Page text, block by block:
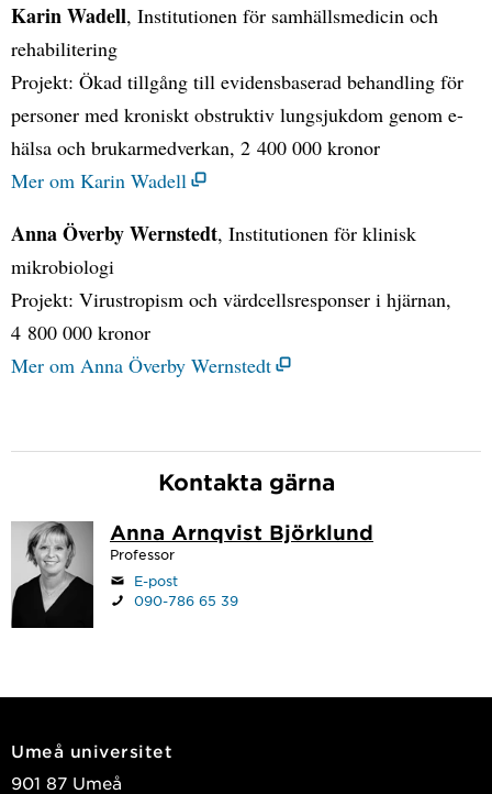
Karin Wadell, Institutionen för samhällsmedicin och
rehabilitering
Projekt: Ökad tillgång till evidensbaserad behandling för
personer med kroniskt obstruktiv lungsjukdom genom e-
hälsa och brukarmedverkan, 2 400 000 kronor
Mer om Karin Wadell
Anna Överby Wernstedt, Institutionen för klinisk
mikrobiologi
Projekt: Virustropism och värdcellsresponser i hjärnan,
4 800 000 kronor
Mer om Anna Överby Wernstedt
Kontakta gärna
Anna Arnqvist Björklund
Professor
E-post
090-786 65 39
Umeå universitet
901 87 Umeå